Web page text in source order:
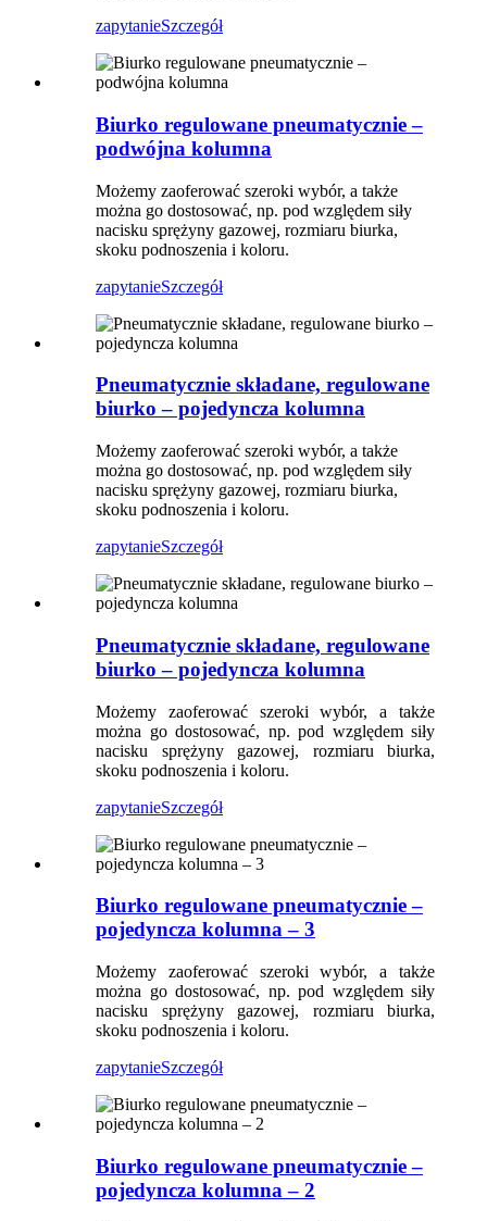
zapytanieSzczegół
Biurko regulowane pneumatycznie –
podwójna kolumna
Możemy zaoferować szeroki wybór, a także
można go dostosować, np. pod względem siły
nacisku sprężyny gazowej, rozmiaru biurka,
skoku podnoszenia i koloru.
zapytanieSzczegół
Pneumatycznie składane, regulowane
biurko – pojedyncza kolumna
Możemy zaoferować szeroki wybór, a także
można go dostosować, np. pod względem siły
nacisku sprężyny gazowej, rozmiaru biurka,
skoku podnoszenia i koloru.
zapytanieSzczegół
Pneumatycznie składane, regulowane
biurko – pojedyncza kolumna
Możemy zaoferować szeroki wybór, a także
można go dostosować, np. pod względem siły
nacisku sprężyny gazowej, rozmiaru biurka,
skoku podnoszenia i koloru.
zapytanieSzczegół
Biurko regulowane pneumatycznie –
pojedyncza kolumna – 3
Możemy zaoferować szeroki wybór, a także
można go dostosować, np. pod względem siły
nacisku sprężyny gazowej, rozmiaru biurka,
skoku podnoszenia i koloru.
zapytanieSzczegół
Biurko regulowane pneumatycznie –
pojedyncza kolumna – 2